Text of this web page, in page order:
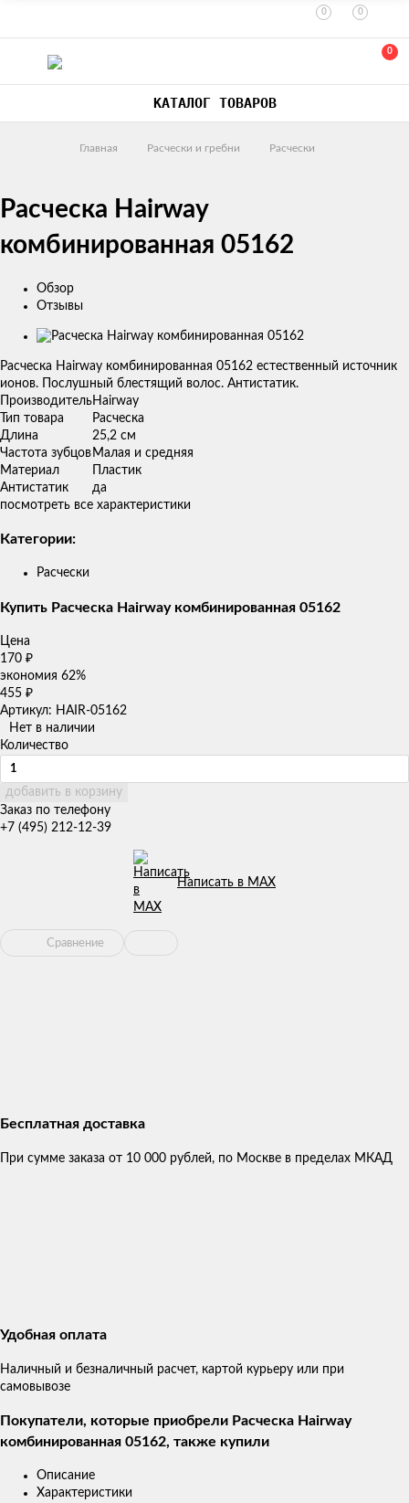
0 0
0
КАТАЛОГ ТОВАРОВ
Главная Расчески и гребни Расчески
Расческа Hairway
комбинированная 05162
Обзор
Отзывы
Изображения
товаров
Расческа Hairway комбинированная 05162 естественный источник
ионов. Послушный блестящий волос. Антистатик.​
ПроизводительHairway
Тип товара
Расческа
Длина
25,2 см
Частота зубцов Малая и средняя
Материал
Пластик
Антистатик
да
посмотреть все характеристики
Категории:
Расчески
Купить Расческа Hairway комбинированная 05162
Цена
170 ₽
экономия 62%
455 ₽
Артикул: HAIR-05162
Нет в наличии
Количество
добавить в корзину
Заказ по телефону
+7 (495) 212-12-39
Написать в MAX
Сравнение
Бесплатная доставка
При сумме заказа от 10 000 рублей, по Москве в пределах МКАД
Удобная оплата
Наличный и безналичный расчет, картой курьеру или при
самовывозе
Покупатели, которые приобрели Расческа Hairway
комбинированная 05162, также купили
Описание
Характеристики